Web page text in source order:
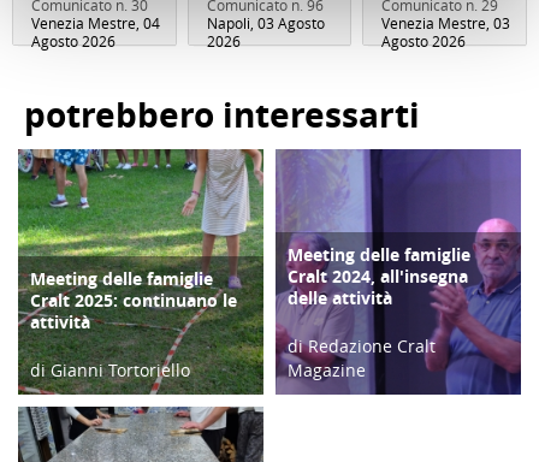
Comunicato n. 30
Venezia Mestre, 04
Agosto 2026
Comunicato n. 96
Napoli, 03 Agosto
2026
Comunicato n. 29
Venezia Mestre, 03
Agosto 2026
potrebbero interessarti
COPERTINA
Meeting delle famiglie
Cralt 2025: continuano le
attività
di Gianni Tortoriello
03/09/25
COPERTINA
Meeting delle famiglie
Cralt 2024, all'insegna
delle attività
di Redazione Cralt
Magazine